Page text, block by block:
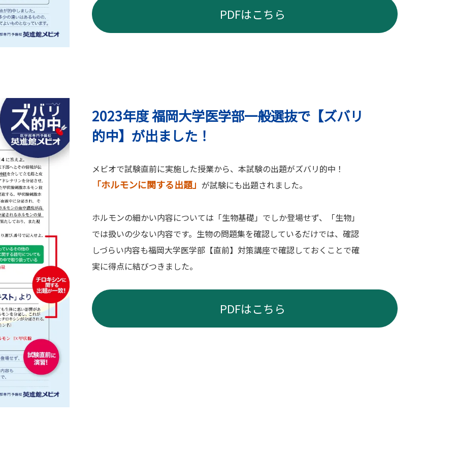
PDFはこちら
2023年度 福岡大学医学部一般選抜で【ズバリ
的中】が出ました！
メビオで試験直前に実施した授業から、本試験の出題がズバリ的中！
「ホルモンに関する出題」 が試験にも出題されました。
ホルモンの細かい内容については「生物基礎」でしか登場せず、「生物」
では扱いの少ない内容です。生物の問題集を確認しているだけでは、確認
しづらい内容も福岡大学医学部【直前】対策講座で確認しておくことで確
実に得点に結びつきました。
PDFはこちら